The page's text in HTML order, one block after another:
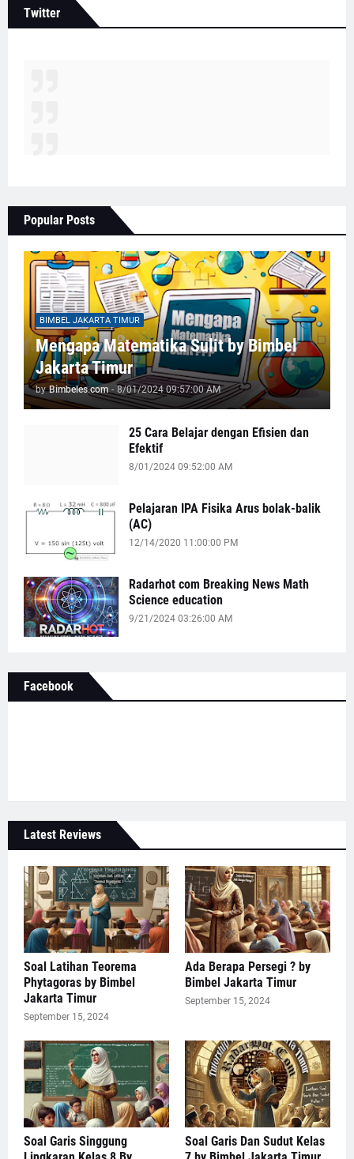
Twitter
Popular Posts
BIMBEL JAKARTA TIMUR
Mengapa Matematika Sulit by Bimbel
Jakarta Timur
by Bimbeles.com - 8/01/2024 09:57:00 AM
25 Cara Belajar dengan Efisien dan
Efektif
8/01/2024 09:52:00 AM
Pelajaran IPA Fisika Arus bolak-balik
(AC)
12/14/2020 11:00:00 PM
Radarhot com Breaking News Math
Science education
9/21/2024 03:26:00 AM
Facebook
Latest Reviews
Soal Latihan Teorema
Phytagoras by Bimbel
Jakarta Timur
September 15, 2024
Ada Berapa Persegi ? by
Bimbel Jakarta Timur
September 15, 2024
Soal Garis Singgung
Soal Garis Dan Sudut Kelas